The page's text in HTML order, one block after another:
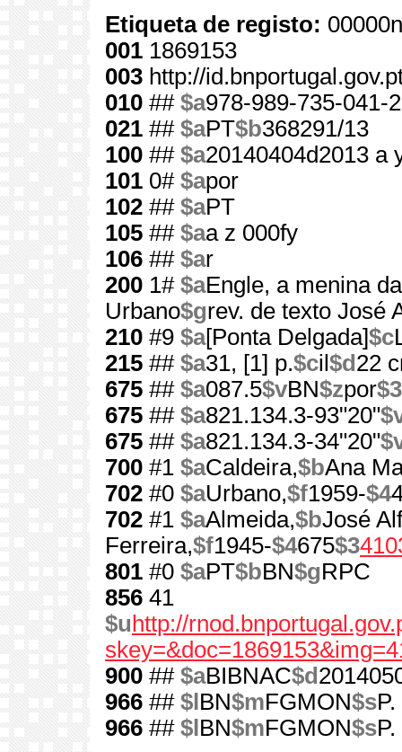
Etiqueta de registo:
001 1869153
003 http://
010 ## $a978-989-735-041-2
021 ## $aPT$b368291/13
100 ## $a20140404d2013 a
101 0# $apor
102 ## $aPT
105 ## $aa z 000fy
106 ## $ar
200 1# $aEngle, a menina
Urbano$grev. de texto José
210 #9 $a[Ponta Delgada]$c
215 ## $a31, [1] p.$cil $d 22
675 ## $a087.5$vBN$zpor$3
675 ## $a821.134.3-93"20"
675 ## $a821.134.3-34"20"
700 #1 $aCaldeira,$bAna
702 #0 $aUrbano,$f1959-$4
702 #1 $aAlmeida,$bJosé
Ferreira,$f1945-$4675$3
801 #0 $aPT$bBN$gRPC
856 41
$u http://
900 ## $aBIBNAC$d
966 ## $l BN$mFGMON$s
966 ## $l BN$mFGMON$s